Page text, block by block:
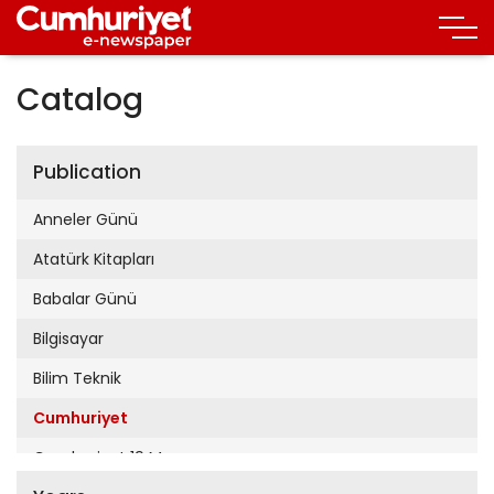
Catalog
Publication
Anneler Günü
Atatürk Kitapları
Babalar Günü
Bilgisayar
Bilim Teknik
Cumhuriyet
Cumhuriyet 19 Mayıs